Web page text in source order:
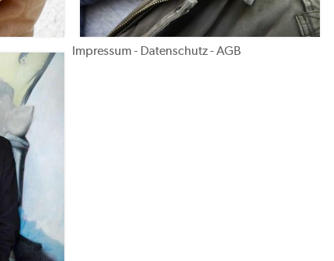
Impressum - Datenschutz-AGB